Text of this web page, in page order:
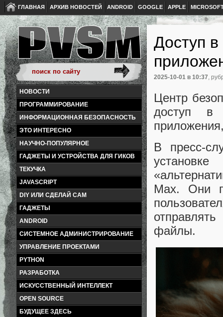
ГЛАВНАЯ АРХИВ НОВОСТЕЙ ANDROID GOOGLE APPLE
НОВОСТИ
ПРОГРАММИРОВАНИЕ
ИНФОРМАЦИОННАЯ БЕЗОПАСНОСТЬ
ЭТО ИНТЕРЕСНО
НАУЧНО-ПОПУЛЯРНОЕ
ГАДЖЕТЫ И УСТРОЙСТВА ДЛЯ ГИКОВ
ТЕКУЧКА
JAVASCRIPT
DIY ИЛИ СДЕЛАЙ САМ
ГАДЖЕТЫ
ANDROID
СИСТЕМНОЕ АДМИНИСТРИРОВАНИЕ
УПРАВЛЕНИЕ ПРОЕКТАМИ
PYTHON
РАЗРАБОТКА
ИСКУССТВЕННЫЙ ИНТЕЛЛЕКТ
OPEN SOURCE
БУДУЩЕЕ ЗДЕСЬ
Доступ
2025-10-01 в 10:37,
Центр
доступ в
В пресс-
Мax. Они
файлы.